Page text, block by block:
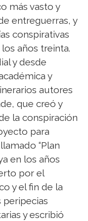
más vasto y
entreguerras, y
conspirativas
años treinta.
y desde
y
autores
que creó y
la conspiración
para
“Plan
en los años
por el
y el fin de la
y escribió